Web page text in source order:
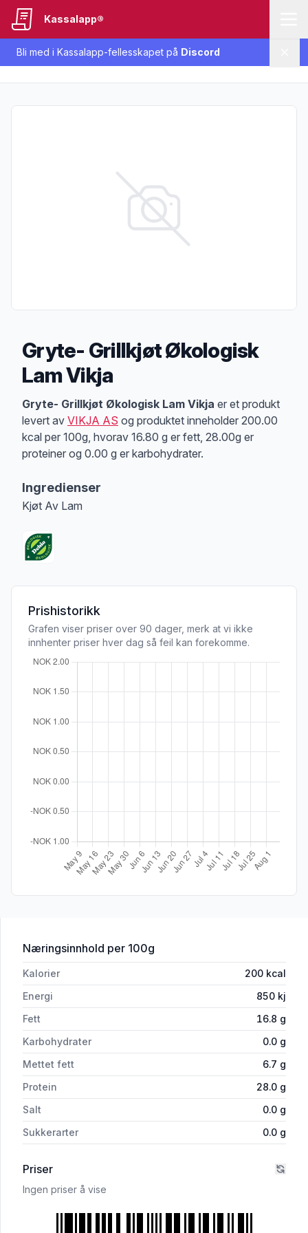
Bli med i Kassalapp-fellesskapet på Discord
Kassalapp®
Gryte- Grillkjøt Økologisk
Lam Vikja
Produktbeskrivelse
Gryte- Grillkjøt Økologisk Lam Vikja er et produkt
levert av VIKJA AS og produktet inneholder 200.00
kcal per 100g, hvorav 16.80 g er fett, 28.00g er
proteiner og 0.00 g er karbohydrater.
Ingredienser
Kjøt Av Lam
Prishistorikk
Grafen viser priser over 90 dager, merk at vi ikke
innhenter priser hver dag så feil kan forekomme.
Næringsinnhold for 'Gryte- Grillkjøt Økologisk Lam
per 100g
Kalorier 200 kcal
Energi
850 kj
Fett
16.8 g
Karbohydrater
0.0 g
Mettet fett
6.7 g
Protein
28.0 g
Salt
0.0 g
Sukkerarter
0.0 g
Priser
Ingen priser å vise